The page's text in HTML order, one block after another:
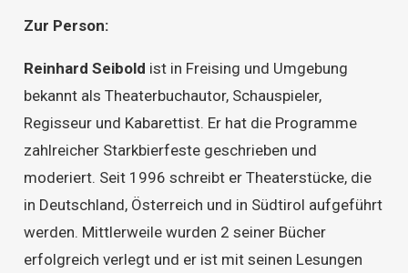
Zur Person:
Reinhard Seibold ist in Freising und Umgebung
bekannt als Theaterbuchautor, Schauspieler,
Regisseur und Kabarettist. Er hat die Programme
zahlreicher Starkbierfeste geschrieben und
moderiert. Seit 1996 schreibt er Theaterstücke, die
in Deutschland, Österreich und in Südtirol aufgeführt
werden. Mittlerweile wurden 2 seiner Bücher
erfolgreich verlegt und er ist mit seinen Lesungen